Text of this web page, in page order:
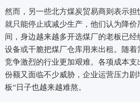
然而，另一些北方煤炭贸易商则表示担
就只能停止或减少生产，他们认为降价
间，身边越来越多开选煤厂的老板已经
设备或干脆把煤厂仓库用来出租。随着
竞争激烈的行业更加艰难。各项成本支
份额又面临不少威胁，企业运营压力剧
板“日子也越来越难熬。